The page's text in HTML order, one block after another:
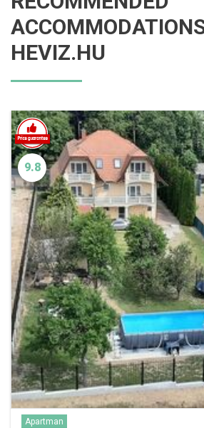
HEVIZ.HU
9.8
Apartman